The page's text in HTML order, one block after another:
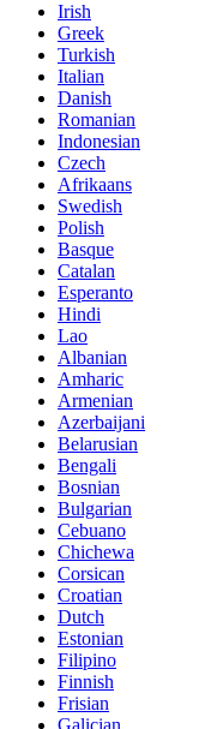
Irish
Greek
Turkish
Italian
Danish
Romanian
Indonesian
Czech
Afrikaans
Swedish
Polish
Basque
Catalan
Esperanto
Hindi
Lao
Albanian
Amharic
Armenian
Azerbaijani
Belarusian
Bengali
Bosnian
Bulgarian
Cebuano
Chichewa
Corsican
Croatian
Dutch
Estonian
Filipino
Finnish
Frisian
Galician